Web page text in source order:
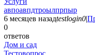
авпоавпдтроылпрпыр
6 месяцев назадtestlogin0|
0
ответов
Дом и сад
Тестовопрос